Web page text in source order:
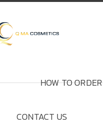
HOW TO ORDER
CONTACT US